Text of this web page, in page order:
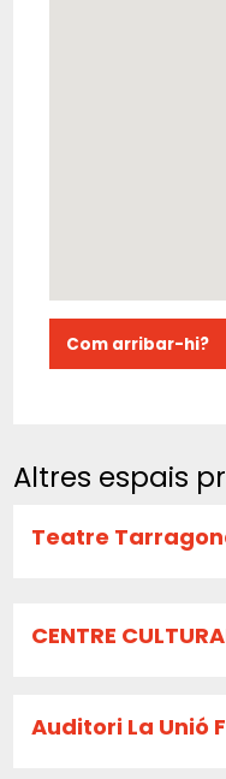
Com arribar-hi?
Altres espais
Teatre
CENTRE
Auditori La Unió